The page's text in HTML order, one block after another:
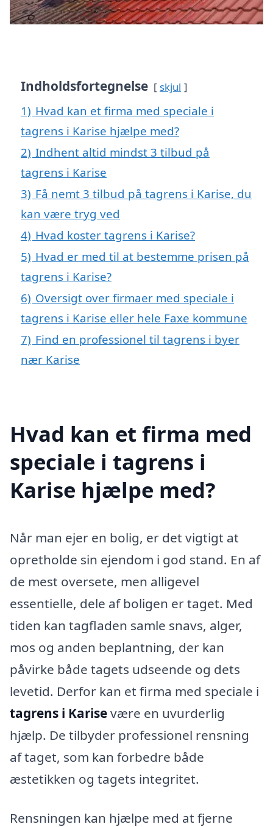
Indholdsfortegnelse skjul
1) Hvad kan et firma med speciale i
tagrens i Karise hjælpe med?
2) Indhent altid mindst 3 tilbud på
tagrens i Karise
3) Få nemt 3 tilbud på tagrens i Karise, du
kan være tryg ved
4) Hvad koster tagrens i Karise?
5) Hvad er med til at bestemme prisen på
tagrens i Karise?
6) Oversigt over firmaer med speciale i
tagrens i Karise eller hele Faxe kommune
7) Find en professionel til tagrens i byer
nær Karise
Hvad kan et firma med
speciale i tagrens i
Karise hjælpe med?
Når man ejer en bolig, er det vigtigt at
opretholde sin ejendom i god stand. En af
de mest oversete, men alligevel
essentielle, dele af boligen er taget. Med
tiden kan tagfladen samle snavs, alger,
mos og anden beplantning, der kan
påvirke både tagets udseende og dets
levetid. Derfor kan et firma med speciale i
tagrens i Karisevære en uvurderlig
hjælp. De tilbyder professionel rensning
af taget, som kan forbedre både
æstetikken og tagets integritet.
Rensningen kan hjælpe med at fjerne